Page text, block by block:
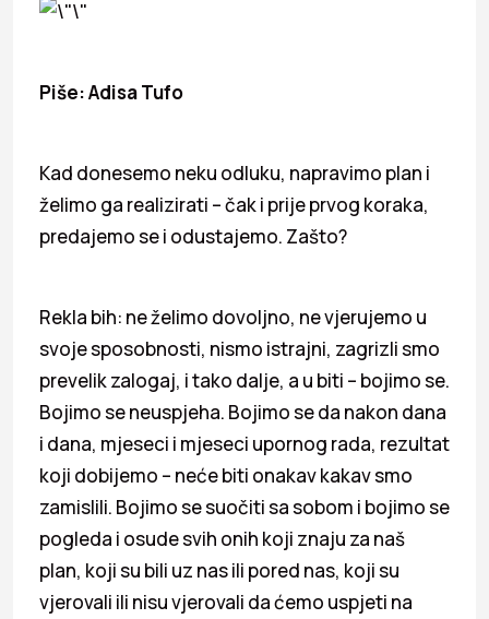
Piše: Adisa Tufo
Kad donesemo neku odluku, napravimo plan i
želimo ga realizirati – čak i prije prvog koraka,
predajemo se i odustajemo. Zašto?
Rekla bih: ne želimo dovoljno, ne vjerujemo u
svoje sposobnosti, nismo istrajni, zagrizli smo
prevelik zalogaj, i tako dalje, a u biti – bojimo se.
Bojimo se neuspjeha. Bojimo se da nakon dana
i dana, mjeseci i mjeseci upornog rada, rezultat
koji dobijemo – neće biti onakav kakav smo
zamislili. Bojimo se suočiti sa sobom i bojimo se
pogleda i osude svih onih koji znaju za naš
plan, koji su bili uz nas ili pored nas, koji su
vjerovali ili nisu vjerovali da ćemo uspjeti na